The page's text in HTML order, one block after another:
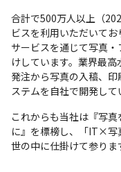
合計で500万人以上（
ビスを利用いただいて
サービスを通じて写真
けしています。業界最高
発注から写真の入稿、
ステムを自社で開発して
これからも当社は『写
に』を標榜し、「IT×写
世の中に仕掛けて参りま